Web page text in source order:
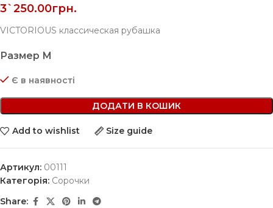
3`250.00грн.
VICTORIOUS классическая рубашка
Размер М
Є в наявності
ДОДАТИ В КОШИК
Add to wishlist Size guide
Артикул: 00111
Категорія: Сорочки
Share: